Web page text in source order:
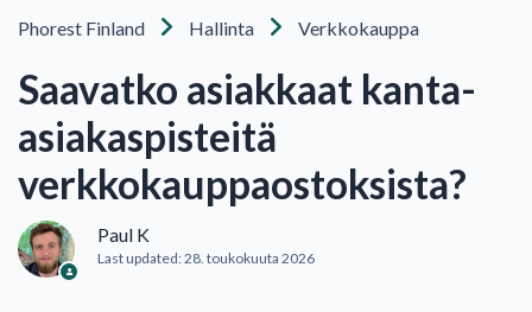
Phorest Finland Hallinta Verkkokauppa
Saavatko asiakkaat kanta-
asiakaspisteitä
verkkokauppaostoksista?
Paul K
Last updated:28. toukokuuta 2026